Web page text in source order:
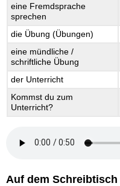
eine Fremdsprache
sprechen
die Übung (Übungen)
eine mündliche /
schriftliche Übung
der Unterricht
Kommst du zum
Unterricht?
Auf dem Schreibtisch